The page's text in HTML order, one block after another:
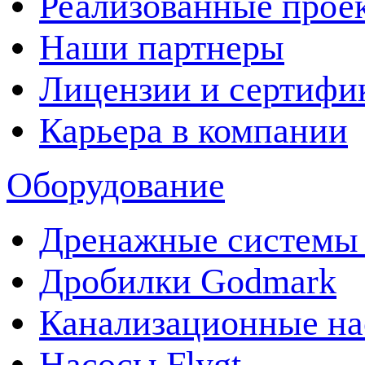
Наши партнеры
Лицензии и
Карьера в компании
Оборудование
Дренажные системы
Дробилки Godmark
Канализационные